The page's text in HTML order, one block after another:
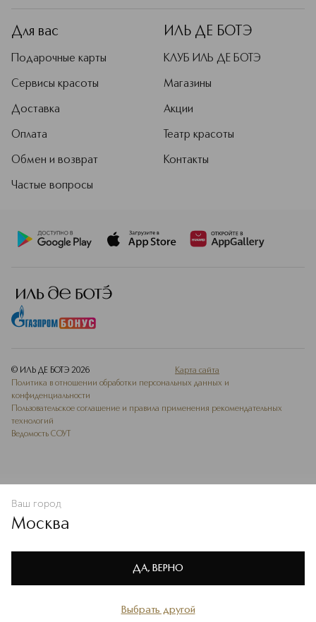
Политике конфиденциальности
В КОРЗИНУ
Для вас
Подарочные карты
Сервисы красоты
Доставка
Оплата
Обмен и возврат
Частые вопросы
ИЛЬ ДЕ БОТЭ
КЛУБ ИЛЬ ДЕ БОТЭ
Магазины
Акции
Театр красоты
Контакты
© ИЛЬ ДЕ БОТЭ 2026
Карта сайта
Политика в отношении обработки персональных данных и
конфиденциальности
Пользовательское соглашение и правила применения рекомендательных
технологий
Ведомость СОУТ
Избранное
Ваш город
Москва
Выбрать другой
ДА, ВЕРНО